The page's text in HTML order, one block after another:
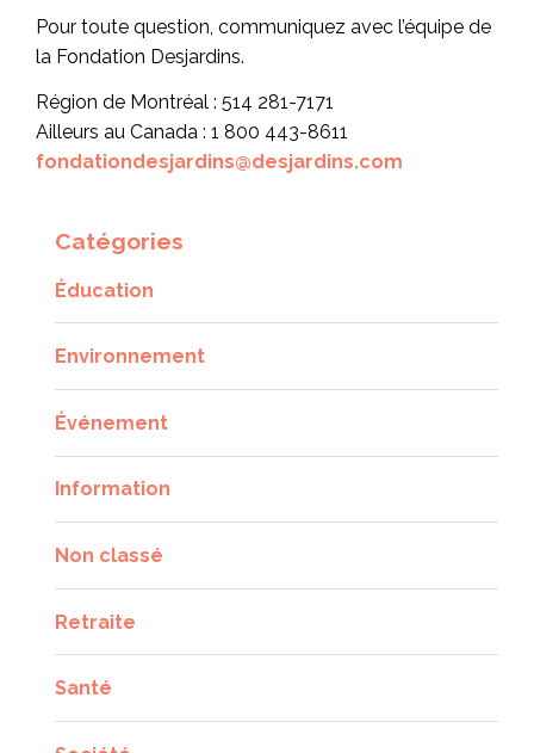
Pour toute question, communiquez avec l’équipe de
la Fondation Desjardins.
Région de Montréal : 514 281-7171
Ailleurs au Canada : 1 800 443-8611
fondationdesjardins@desjardins.com
Catégories
Éducation
Environnement
Événement
Information
Non classé
Retraite
Santé